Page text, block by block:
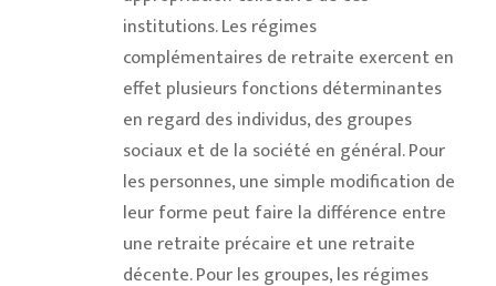
institutions. Les régimes
complémentaires de retraite exercent en
effet plusieurs fonctions déterminantes
en regard des individus, des groupes
sociaux et de la société en général. Pour
les personnes, une simple modification de
leur forme peut faire la différence entre
une retraite précaire et une retraite
décente. Pour les groupes, les régimes